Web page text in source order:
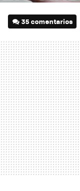
35 comentarios